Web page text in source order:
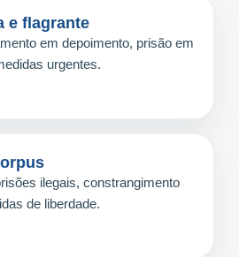
e flagrante
em depoimento, prisão em
urgentes.
ilegais, constrangimento
de liberdade.